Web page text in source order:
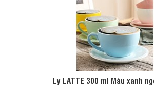
Ly LATTE 300 ml Màu xanh